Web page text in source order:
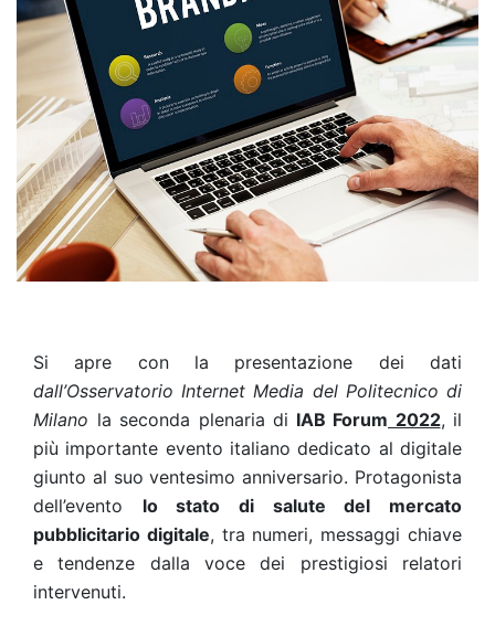
Si apre con la presentazione dei dati
dall’Osservatorio Internet Media del Politecnico di
Milano la seconda plenaria di IAB Forum 2022, il
più importante evento italiano dedicato al digitale
giunto al suo ventesimo anniversario. Protagonista
dell’evento lo stato di salute del mercato
pubblicitario digitale, tra numeri, messaggi chiave
e tendenze dalla voce dei prestigiosi relatori
intervenuti.